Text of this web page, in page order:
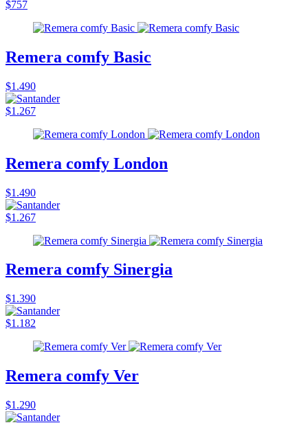
$757
Remera comfy Basic
$1.490
$1.267
Remera comfy London
$1.490
$1.267
Remera comfy Sinergia
$1.390
$1.182
Remera comfy Ver
$1.290